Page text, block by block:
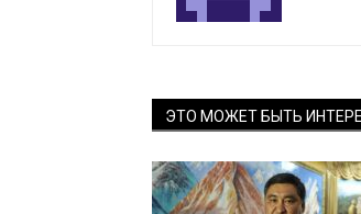
ЭТО МОЖЕТ БЫТЬ